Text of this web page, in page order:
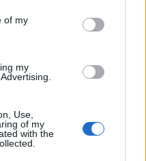
of my
my
Use,
of my
with the
ότι θα σήμαινε
της
μόνο έγχυση για τη
αποτελεσματική σε
και τελικά
θα μπορούσε να